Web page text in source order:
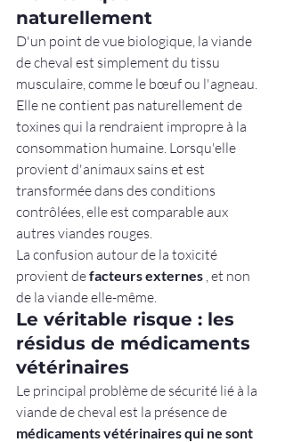
naturellement
D'un point de vue biologique, la viande
de cheval est simplement du tissu
musculaire, comme le bœuf ou l'agneau.
Elle ne contient pas naturellement de
toxines qui la rendraient impropre à la
consommation humaine. Lorsqu'elle
provient d'animaux sains et est
transformée dans des conditions
contrôlées, elle est comparable aux
autres viandes rouges.
La confusion autour de la toxicité
provient de facteurs externes , et non
de la viande elle-même.
Le véritable risque : les
résidus de médicaments
vétérinaires
Le principal problème de sécurité lié à la
viande de cheval est la présence de
médicaments vétérinaires qui ne sont